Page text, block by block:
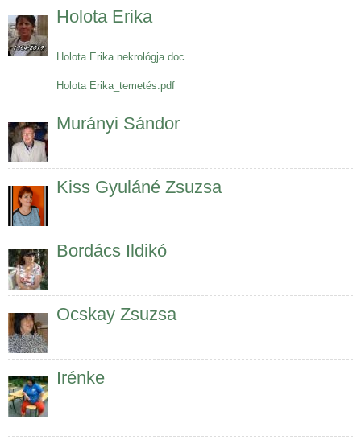
Holota Erika
Holota Erika nekrológja.doc
Holota Erika_temetés.pdf
Murányi Sándor
Kiss Gyuláné Zsuzsa
Bordács Ildikó
Ocskay Zsuzsa
Irénke